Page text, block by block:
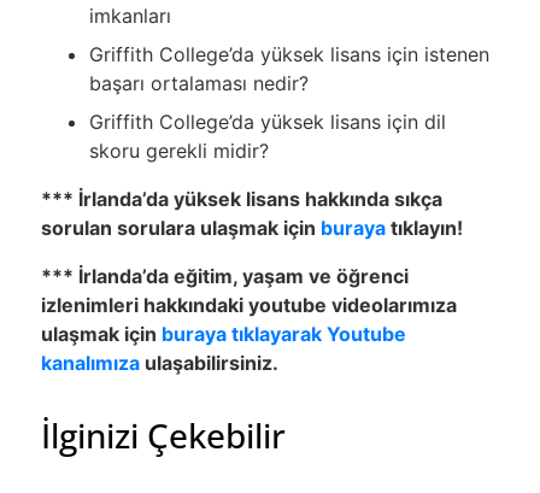
imkanları
Griffith College’da yüksek lisans için istenen
başarı ortalaması nedir?
Griffith College’da yüksek lisans için dil
skoru gerekli midir?
*** İrlanda’da yüksek lisans hakkında sıkça
sorulan sorulara ulaşmak için buraya tıklayın!
*** İrlanda’da eğitim, yaşam ve öğrenci
izlenimleri hakkındaki youtube videolarımıza
ulaşmak için buraya tıklayarak Youtube
kanalımıza ulaşabilirsiniz.
İlginizi Çekebilir